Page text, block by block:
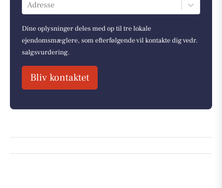
Adresse
Dine oplysninger deles med op til tre lokale
ejendomsmæglere, som efterfølgende vil kontakte dig vedr.
salgsvurdering.
Bliv kontaktet